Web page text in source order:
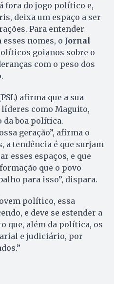
fora do jogo político e,
deixa um espaço a ser
Para entender
nomes, o Jornal
goianos sobre o
com o peso dos
afirma que a sua
como Maguito,
da boa política.
geração”, afirma o
a tendência é que surjam
esses espaços, e que
que o povo
para isso”, dispara.
político, essa
e deve se estender a
que, além da política, os
e judiciário, por